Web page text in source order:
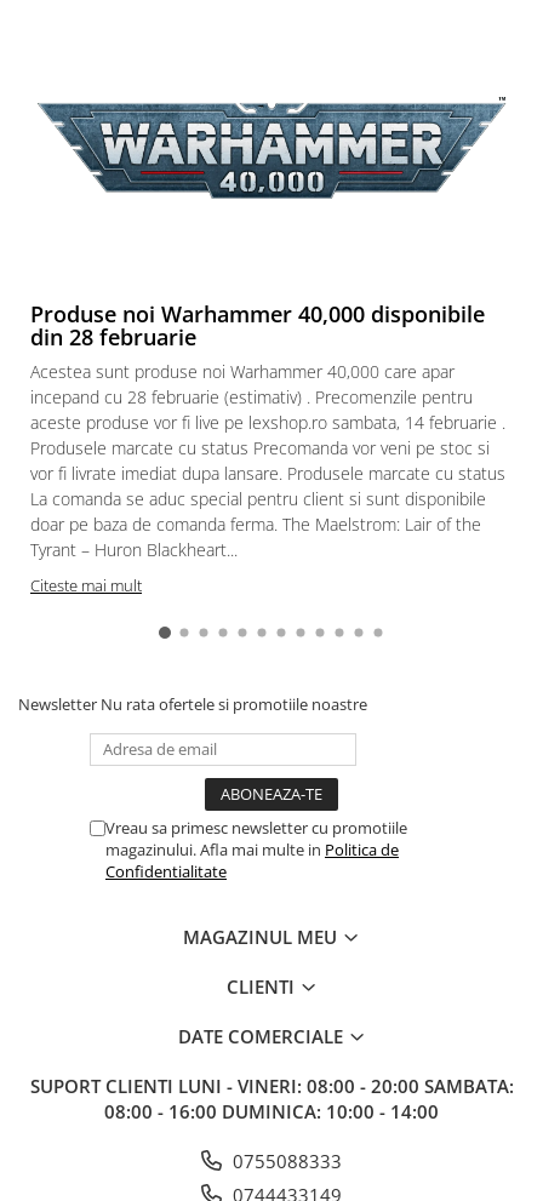
Produse noi Warhammer 40,000 disponibile
din 28 februarie
Acestea sunt produse noi Warhammer 40,000 care apar
incepand cu 28 februarie (estimativ) . Precomenzile pentru
aceste produse vor fi live pe lexshop.ro sambata, 14 februarie .
Produsele marcate cu status Precomanda vor veni pe stoc si
vor fi livrate imediat dupa lansare. Produsele marcate cu status
La comanda se aduc special pentru client si sunt disponibile
doar pe baza de comanda ferma. The Maelstrom: Lair of the
Tyrant – Huron Blackheart...
Citeste mai mult
Newsletter Nu rata ofertele si promotiile noastre
Vreau sa primesc newsletter cu promotiile
magazinului. Afla mai multe in Politica de
Confidentialitate
MAGAZINUL MEU
CLIENTI
DATE COMERCIALE
SUPORT CLIENTI LUNI - VINERI: 08:00 - 20:00 SAMBATA:
08:00 - 16:00 DUMINICA: 10:00 - 14:00
0755088333
0744433149